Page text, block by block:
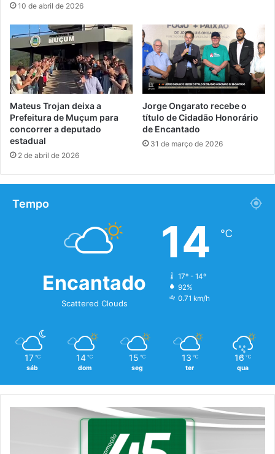
10 de abril de 2026
Mateus Trojan deixa a
Prefeitura de Muçum para
concorrer a deputado
estadual
2 de abril de 2026
Jorge Ongarato recebe o
título de Cidadão Honorário
de Encantado
31 de março de 2026
Tempo
Encantado
Scattered Clouds
14 ℃
17º - 14º
92%
0.71 km/h
17 ℃
sáb
14 ℃
dom
15 ℃
seg
13 ℃
ter
16 ℃
qua